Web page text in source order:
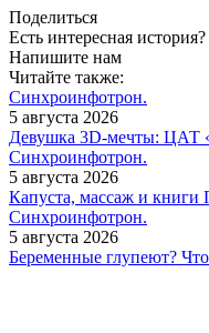
Поделиться
Есть интересная история?
Напишите нам
Читайте также:
Синхроинфотрон.
5 августа 2026
Девушка 3D-мечты: ЦАТ
Синхроинфотрон.
5 августа 2026
Капуста, массаж и
Синхроинфотрон.
5 августа 2026
Беременные глупеют?